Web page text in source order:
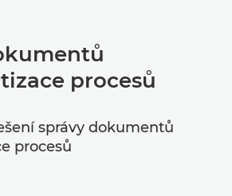
procesů
správy dokumentů
procesů